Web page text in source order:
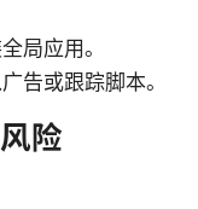
局应用。
告或跟踪脚本。
险